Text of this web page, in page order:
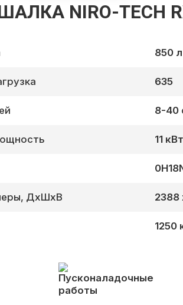
NIRO-TECH
850 л
635
8-40
11 кВт
ДхШхВ 2388
1250